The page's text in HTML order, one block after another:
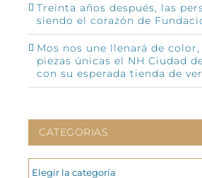
Treinta años después, las
siendo el corazón de
Mos nos une llenará de
piezas únicas el NH Ciudad
con su esperada tienda de
CATEGORIAS
CATEGORIAS